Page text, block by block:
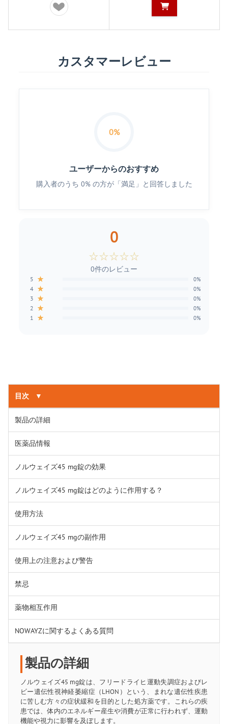
カスタマーレビュー
0%
ユーザーからのおすすめ
購入者のうち 0% の方が「満足」と回答しました
0
☆☆☆☆☆
0件のレビュー
5 ★ 0%
4 ★ 0%
3 ★ 0%
2 ★ 0%
1 ★ 0%
目次 ▼
製品の詳細
医薬品情報
ノルウェイズ45 mg錠の効果
ノルウェイズ45 mg錠はどのように作用する？
使用方法
ノルウェイズ45 mgの副作用
使用上の注意および警告
禁忌
薬物相互作用
NOWAYZに関するよくある質問
製品の詳細
ノルウェイズ45 mg錠は、フリードライヒ運動失調症およびレ
ビー遺伝性視神経萎縮症（LHON）という、まれな遺伝性疾患
に苦しむ方々の症状緩和を目的とした処方薬です。これらの疾
患では、体内のエネルギー産生や消費が正常に行われず、運動
機能や視力に影響を及ぼします。